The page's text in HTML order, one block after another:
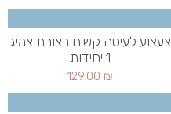
צעצוע לעיסה קשיח בצורת צמיג
1 יחידות
129.00 ₪